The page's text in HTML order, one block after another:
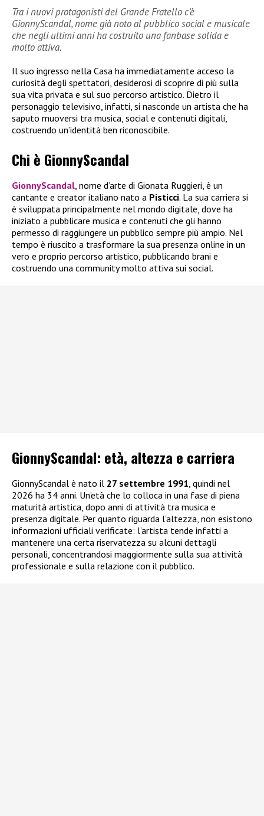
Tra i nuovi protagonisti del Grande Fratello c’è
GionnyScandal, nome già noto al pubblico social e musicale
che negli ultimi anni ha costruito una fanbase solida e
molto attiva.
Il suo ingresso nella Casa ha immediatamente acceso la
curiosità degli spettatori, desiderosi di scoprire di più sulla
sua vita privata e sul suo percorso artistico. Dietro il
personaggio televisivo, infatti, si nasconde un artista che ha
saputo muoversi tra musica, social e contenuti digitali,
costruendo un’identità ben riconoscibile.
Chi è GionnyScandal
GionnyScandal, nome d’arte di Gionata Ruggieri, è un
cantante e creator italiano nato a Pisticci. La sua carriera si
è sviluppata principalmente nel mondo digitale, dove ha
iniziato a pubblicare musica e contenuti che gli hanno
permesso di raggiungere un pubblico sempre più ampio. Nel
tempo è riuscito a trasformare la sua presenza online in un
vero e proprio percorso artistico, pubblicando brani e
costruendo una community molto attiva sui social.
GionnyScandal: età, altezza e carriera
GionnyScandal è nato il 27 settembre 1991 , quindi nel
2026 ha 34 anni. Un’età che lo colloca in una fase di piena
maturità artistica, dopo anni di attività tra musica e
presenza digitale. Per quanto riguarda l’altezza, non esistono
informazioni ufficiali verificate: l’artista tende infatti a
mantenere una certa riservatezza su alcuni dettagli
personali, concentrandosi maggiormente sulla sua attività
professionale e sulla relazione con il pubblico.